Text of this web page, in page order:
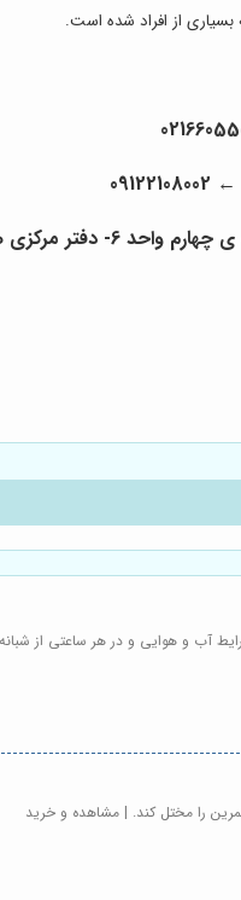
بسیاری از افراد شده است.
←
09122108002
آب و هوایی و در هر ساعتی از
را مختل کند. | مشاهده و خرید